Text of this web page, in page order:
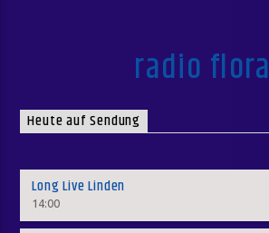
radio flora
Heute auf Sendung
Long Live Linden
14:00